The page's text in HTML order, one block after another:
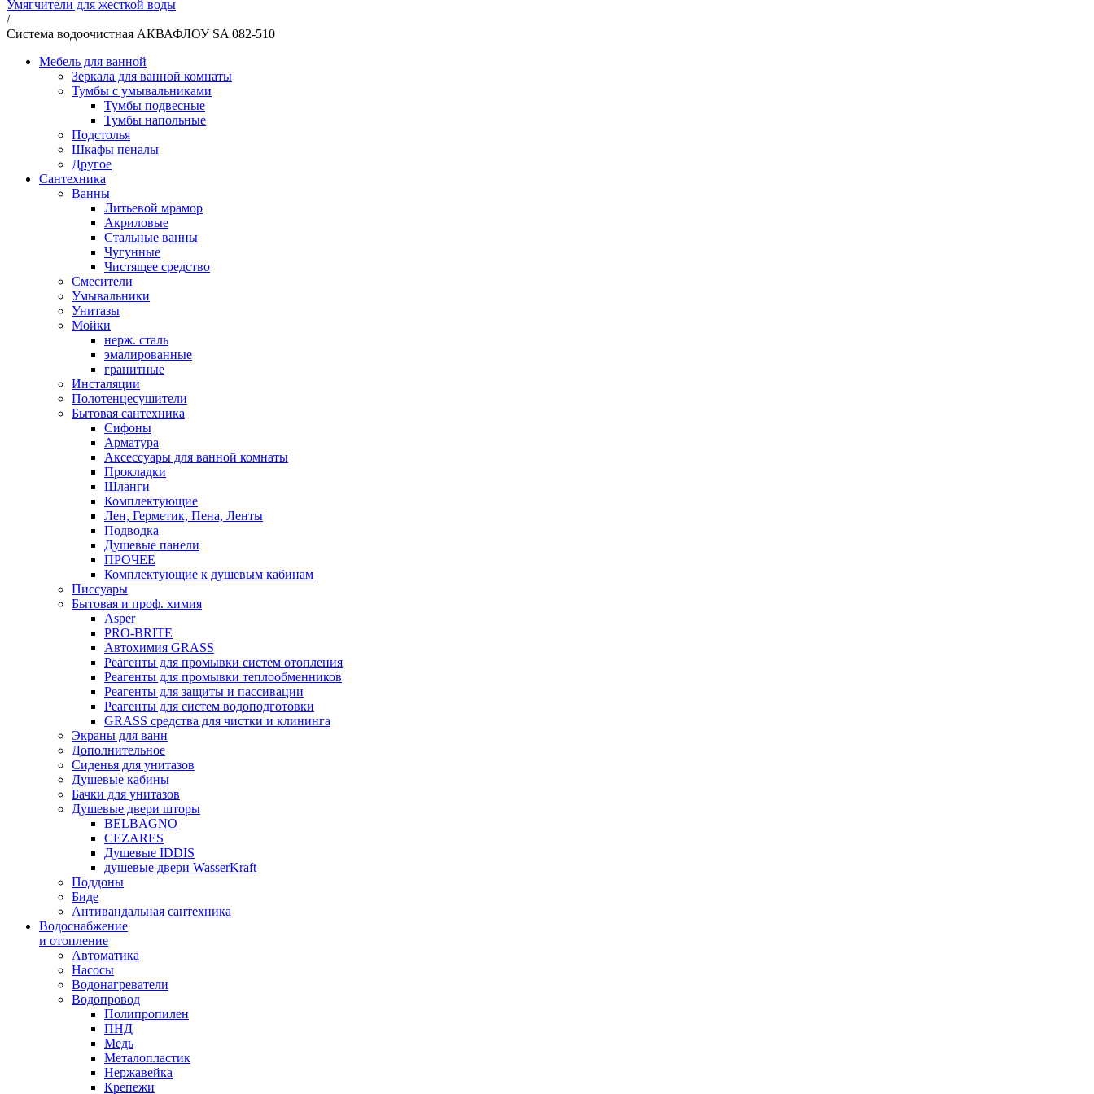
Умягчители для жесткой воды
/
Система водоочистная АКВАФЛОУ SA 082-510
Мебель для ванной
Зеркала для ванной комнаты
Тумбы с умывальниками
Тумбы подвесные
Тумбы напольные
Подстолья
Шкафы пеналы
Другое
Сантехника
Ванны
Литьевой мрамор
Акриловые
Стальные ванны
Чугунные
Чистящее средство
Смесители
Умывальники
Унитазы
Мойки
нерж. сталь
эмалированные
гранитные
Инсталяции
Полотенцесушители
Бытовая сантехника
Сифоны
Арматура
Аксессуары для ванной комнаты
Прокладки
Шланги
Комплектующие
Лен, Герметик, Пена, Ленты
Подводка
Душевые панели
ПРОЧЕЕ
Комплектующие к душевым кабинам
Писсуары
Бытовая и проф. химия
Asper
PRO-BRITE
Автохимия GRASS
Реагенты для промывки систем отопления
Реагенты для промывки теплообменников
Реагенты для защиты и пассивации
Реагенты для систем водоподготовки
GRASS средства для чистки и клининга
Экраны для ванн
Дополнительное
Сиденья для унитазов
Душевые кабины
Бачки для унитазов
Душевые двери шторы
BELBAGNO
CEZARES
Душевые IDDIS
душевые двери WasserKraft
Поддоны
Биде
Антивандальная сантехника
Водоснабжение
и отопление
Автоматика
Насосы
Водонагреватели
Водопровод
Полипропилен
ПНД
Медь
Металопластик
Нержавейка
Крепежи